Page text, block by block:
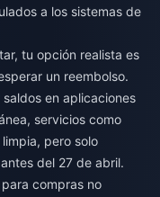
a los sistemas de
tu opción realista es
un reembolso.
en aplicaciones
servicios como
pero solo
del 27 de abril.
compras no